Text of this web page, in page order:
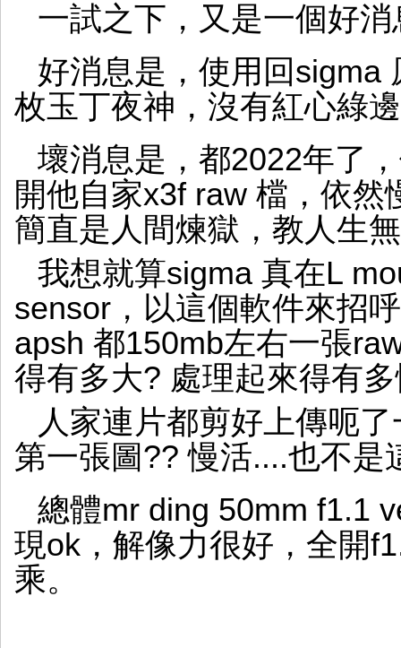
一試之下，又是一個好
好消息是，使用回sigma
枚玉丁夜神，沒有紅心綠
壞消息是，都2022年了
開他自家x3f raw 檔，依
簡直是人間煉獄，教人生
我想就算sigma 真在L
sensor，以這個軟件來招
apsh 都150mb左右一張
得有多大? 處理起來得有
人家連片都剪好上傳呃
第一張圖?? 慢活....也不是
總體mr ding 50mm f1.1
現ok，解像力很好，全開
乘。